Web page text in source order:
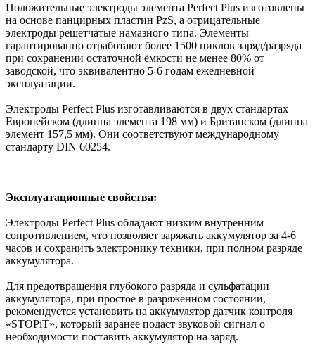
Положительные электроды элемента Perfect Plus изготовлены
на основе панцирных пластин PzS, а отрицательные
электроды решетчатые намазного типа. Элементы
гарантированно отработают более 1500 циклов заряд/разряда
при сохранении остаточной ёмкости не менее 80% от
заводской, что эквивалентно 5-6 годам ежедневной
эксплуатации.
Электроды Perfect Plus изготавливаются в двух стандартах —
Европейском (длинна элемента 198 мм) и Британском (длинна
элемент 157,5 мм). Они соответствуют международному
стандарту DIN 60254.
Эксплуатационные свойства:
Электроды Perfect Plus обладают низким внутренним
сопротивлением, что позволяет заряжать аккумулятор за 4-6
часов и сохранить электронику техники, при полном разряде
аккумулятора.
Для предотвращения глубокого разряда и сульфатации
аккумулятора, при простое в разряженном состоянии,
рекомендуется установить на аккумулятор датчик контроля
«STOPiT», который заранее подаст звуковой сигнал о
необходимости поставить аккумулятор на заряд.